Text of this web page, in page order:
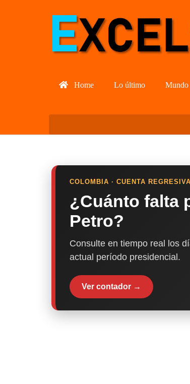
Home Lo último Mundo
COLOMBIA · CUENTA REGRESIVA
¿Cuánto falta
Petro?
Consulte en tiempo real los
actual período presidencial.
Ver contador →